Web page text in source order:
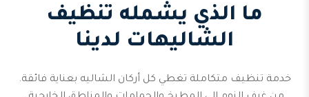
ما الذي يشمله تنظيف
الشاليهات لدينا
خدمة تنظيف متكاملة تغطي كل أركان الشاليه بعناية فائقة.